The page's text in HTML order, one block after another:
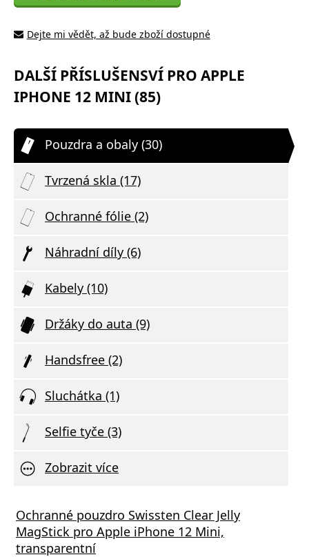
Dejte mi vědět, až bude zboží dostupné
DALŠÍ PŘÍSLUŠENSVÍ PRO APPLE
IPHONE 12 MINI (85)
Pouzdra a obaly (30)
Tvrzená skla (17)
Ochranné fólie (2)
Náhradní díly (6)
Kabely (10)
Držáky do auta (9)
Handsfree (2)
Sluchátka (1)
Selfie tyče (3)
Zobrazit více
Ochranné pouzdro Swissten Clear Jelly
MagStick pro Apple iPhone 12 Mini,
transparentní